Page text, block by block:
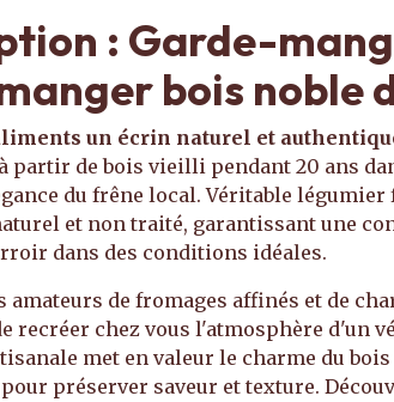
: Garde-
bois noble
un écrin naturel et
partir de bois vieilli pendant 20 ans
du frêne local. Véritable
et non traité, garantissant une
dans des conditions idéales.
amateurs de fromages affinés et de
recréer chez vous l'atmosphère d'un
met en valeur le charme du
préserver saveur et texture.